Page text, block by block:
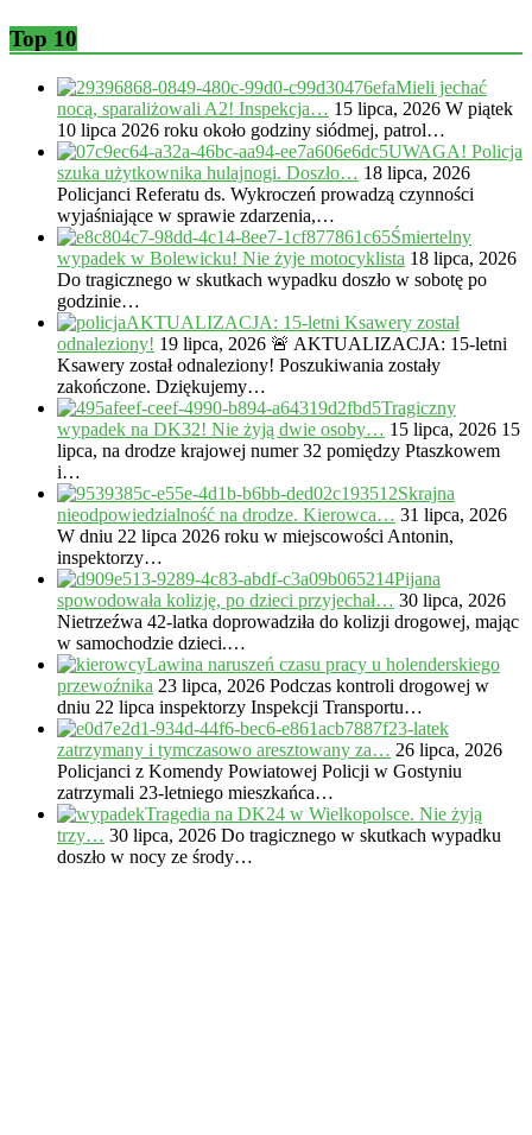
Top 10
Mieli jechać
nocą, sparaliżowali A2! Inspekcja… 15 lipca, 2026 W piątek
10 lipca 2026 roku około godziny siódmej, patrol…
UWAGA! Policja
szuka użytkownika hulajnogi. Doszło… 18 lipca, 2026
Policjanci Referatu ds. Wykroczeń prowadzą czynności
wyjaśniające w sprawie zdarzenia,…
Śmiertelny
wypadek w Bolewicku! Nie żyje motocyklista 18 lipca, 2026
Do tragicznego w skutkach wypadku doszło w sobotę po
godzinie…
AKTUALIZACJA: 15-letni Ksawery został
odnaleziony! 19 lipca, 2026 🚨 AKTUALIZACJA: 15-letni
Ksawery został odnaleziony! Poszukiwania zostały
zakończone. Dziękujemy…
Tragiczny
wypadek na DK32! Nie żyją dwie osoby… 15 lipca, 2026 15
lipca, na drodze krajowej numer 32 pomiędzy Ptaszkowem
i…
Skrajna
nieodpowiedzialność na drodze. Kierowca… 31 lipca, 2026
W dniu 22 lipca 2026 roku w miejscowości Antonin,
inspektorzy…
Pijana
spowodowała kolizję, po dzieci przyjechał… 30 lipca, 2026
Nietrzeźwa 42-latka doprowadziła do kolizji drogowej, mając
w samochodzie dzieci.…
Lawina naruszeń czasu pracy u holenderskiego
przewoźnika 23 lipca, 2026 Podczas kontroli drogowej w
dniu 22 lipca inspektorzy Inspekcji Transportu…
23-latek
zatrzymany i tymczasowo aresztowany za… 26 lipca, 2026
Policjanci z Komendy Powiatowej Policji w Gostyniu
zatrzymali 23-letniego mieszkańca…
Tragedia na DK24 w Wielkopolsce. Nie żyją
trzy… 30 lipca, 2026 Do tragicznego w skutkach wypadku
doszło w nocy ze środy…